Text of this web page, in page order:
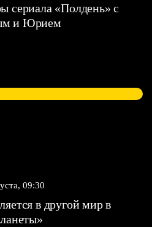
сериала «Полдень» с
и Юрием
09:30
в другой мир в